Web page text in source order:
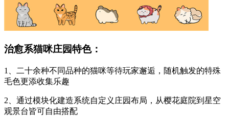
治愈系猫咪庄园特色：
1、二十余种不同品种的猫咪等待玩家邂逅，随机触发的特殊
毛色更添收集乐趣
2、通过模块化建造系统自定义庄园布局，从樱花庭院到星空
观景台皆可自由搭配